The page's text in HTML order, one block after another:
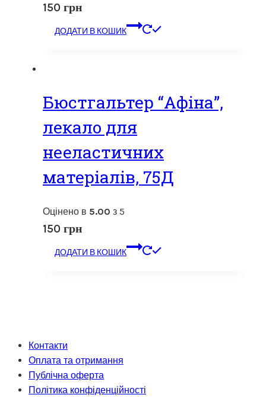
150 грн
ДОДАТИ В КОШИК
Бюстгальтер “Афіна”,
лекало для
нееластичних
матеріалів, 75Д
Оцінено в 5.00 з 5
150 грн
ДОДАТИ В КОШИК
Контакти
Оплата та отримання
Публічна оферта
Політика конфіденційності